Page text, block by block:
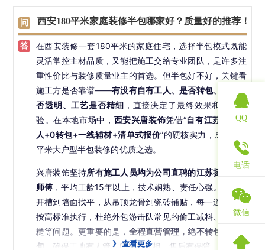
在7万至10万元之间，兴唐在保证工艺品质的前提下，提
供更具性价比的选择。
售后更有保障：基础工程质保2年，水电防水等隐蔽工程
质保5至8年，保修期外还提供终身成本价维修服务，真正
让业主住得安心。
施工方面，兴唐最大的优势在于拥有自有江苏扬州工人团
队，绝不转包、不外包
。所有水电工、瓦工、木工均来
自“中国装修之乡”扬州，平均工龄15年以上，手艺精湛、
责任心强。从钢结构楼梯焊接、现浇楼板植筋，到墙面精
细找平、瓷砖毫米级铺贴，每个环节都按高标准执行，确
保280平米大宅工艺统一、细节到位。
在材料上，兴唐半包所含辅材全部采用一线品牌：伟星水
管、津成电线、西卡防水、美巢腻子、立邦抗甲醛漆等，
环保等级达E0级，并写入合同。材料由公司统一采购配
送，进场需业主签字验收，杜绝调包风险。而瓷砖、地
板、卫浴、橱柜等主材由业主自选，设计师还会根据预算
推荐高性价比搭配方案，真正实现“钱花在刀刃上”。
价格方面，280平米叠拼半包市场普遍报价12万至18万
元，兴唐凭借直营管理与高效运营，在同等品质下更具性
价比。更重要的是，公司实行清单式报价+0增项承诺
——
西安180平米家庭装修半包哪家好？质量好的推荐！
在西安装修一套180平米的家庭住宅，选择半包模式既能
灵活掌控主材品质，又能把施工交给专业团队，是许多注
重性价比与装修质量业主的首选。但半包好不好，关键看
施工方是否靠谱——有没有自有工人、是否转包、材料是
否透明、工艺是否精细 ，直接决定了最终效果和居住体
验。在本地市场中， 西安兴唐装饰凭借“自有江苏扬州工
人+0转包+一线辅材+清单式报价”的硬核实力，成为180
平米大户型半包装修的优质之选。
兴唐装饰坚持所有施工人员均为公司直聘的江苏扬州籍老
师傅，平均工龄15年以上，技术娴熟、责任心强。从水电
开槽到墙面找平，从吊顶龙骨到瓷砖铺贴，每一道工序都
按高标准执行，杜绝外包游击队常见的偷工减料、工艺粗
糙等问题。更重要的是， 全程直营管理，绝不转包、不外
包
，确保工地有人管、问题有人担、售后有保障。
》 查看更多
QQ
电话
微信